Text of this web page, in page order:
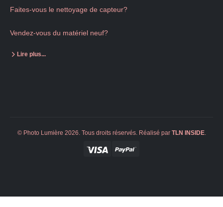
Faites-vous le nettoyage de capteur?
Vendez-vous du matériel neuf?
Lire plus...
© Photo Lumière 2026. Tous droits réservés. Réalisé par TLN INSIDE.